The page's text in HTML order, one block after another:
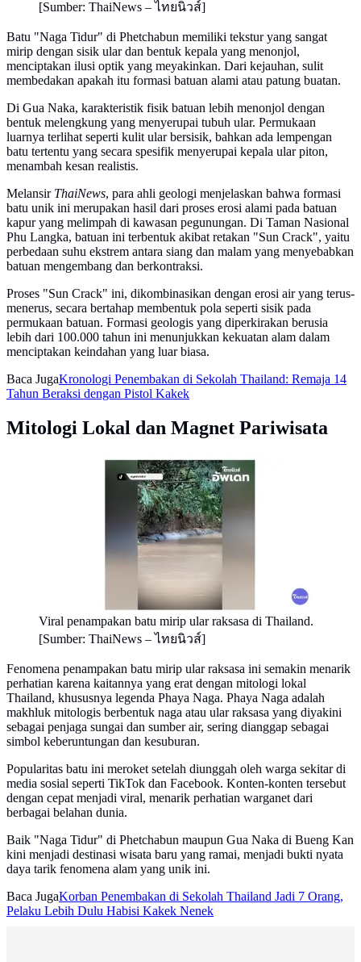
[Sumber: ThaiNews – ไทยนิวส์]
Batu "Naga Tidur" di Phetchabun memiliki tekstur yang sangat
mirip dengan sisik ular dan bentuk kepala yang menonjol,
menciptakan ilusi optik yang meyakinkan. Dari kejauhan, sulit
membedakan apakah itu formasi batuan alami atau patung buatan.
Di Gua Naka, karakteristik fisik batuan lebih menonjol dengan
bentuk melengkung yang menyerupai tubuh ular. Permukaan
luarnya terlihat seperti kulit ular bersisik, bahkan ada lempengan
batu tertentu yang secara spesifik menyerupai kepala ular piton,
menambah kesan realistis.
Melansir ThaiNews, para ahli geologi menjelaskan bahwa formasi
batu unik ini merupakan hasil dari proses erosi alami pada batuan
kapur yang melimpah di kawasan pegunungan. Di Taman Nasional
Phu Langka, batuan ini terbentuk akibat retakan "Sun Crack", yaitu
perbedaan suhu ekstrem antara siang dan malam yang menyebabkan
batuan mengembang dan berkontraksi.
Proses "Sun Crack" ini, dikombinasikan dengan erosi air yang terus-
menerus, secara bertahap membentuk pola seperti sisik pada
permukaan batuan. Formasi geologis yang diperkirakan berusia
lebih dari 100.000 tahun ini menunjukkan kekuatan alam dalam
menciptakan keindahan yang luar biasa.
Baca JugaKronologi Penembakan di Sekolah Thailand: Remaja 14
Tahun Beraksi dengan Pistol Kakek
Mitologi Lokal dan Magnet Pariwisata
Viral penampakan batu mirip ular raksasa di Thailand.
[Sumber: ThaiNews – ไทยนิวส์]
Fenomena penampakan batu mirip ular raksasa ini semakin menarik
perhatian karena kaitannya yang erat dengan mitologi lokal
Thailand, khususnya legenda Phaya Naga. Phaya Naga adalah
makhluk mitologis berbentuk naga atau ular raksasa yang diyakini
sebagai penjaga sungai dan sumber air, sering dianggap sebagai
simbol keberuntungan dan kesuburan.
Popularitas batu ini meroket setelah diunggah oleh warga sekitar di
media sosial seperti TikTok dan Facebook. Konten-konten tersebut
dengan cepat menjadi viral, menarik perhatian warganet dari
berbagai belahan dunia.
Baik "Naga Tidur" di Phetchabun maupun Gua Naka di Bueng Kan
kini menjadi destinasi wisata baru yang ramai, menjadi bukti nyata
daya tarik fenomena alam yang unik ini.
Baca JugaKorban Penembakan di Sekolah Thailand Jadi 7 Orang,
Pelaku Lebih Dulu Habisi Kakek Nenek